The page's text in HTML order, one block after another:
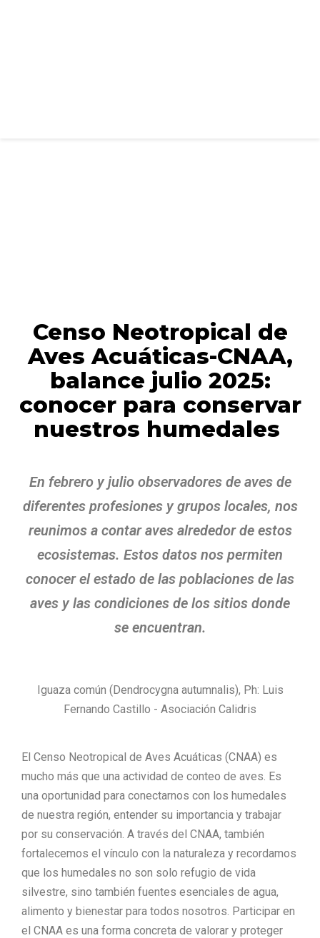
Censo Neotropical de
Aves Acuáticas-CNAA,
balance julio 2025:
conocer para conservar
nuestros humedales
En febrero y julio observadores de avesde
diferentes profesiones y grupos locales, nos
reunimos a contar aves alrededorde estos
ecosistemas. Estos datos nos permiten
conocer el estado de las poblaciones de las
aves y las condiciones de los sitios donde
se encuentran.
Iguaza común (Dendrocygna autumnalis), Ph: Luis
Fernando Castillo - Asociación Calidris
El Censo Neotropical de Aves Acuáticas (CNAA) es
mucho más que una actividad de conteo de aves. Es
una oportunidad para conectarnos con los humedales
de nuestra región, entender su importancia y trabajar
por su conservación. A través del CNAA, también
fortalecemos el vínculo con la naturaleza y recordamos
que los humedales no son solo refugio de vida
silvestre, sino también fuentes esenciales de agua,
alimento y bienestar para todos nosotros. Participar en
el CNAA es una forma concreta de valorar y proteger